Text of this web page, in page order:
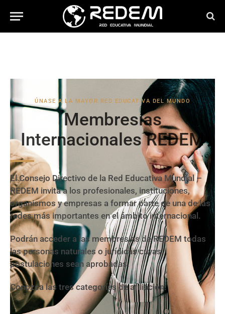
ÚNASE A LA MAYOR RED EDUCATIVA DEL MUNDO
Membresías
Internacionales REDEM
El Consejo Directivo de la Red Educativa Mundial –
REDEM invita a los profesionales, instituciones,
organismos y empresas a formar parte de una de las
redes más importantes en el ámbito internacional.
Podrán acceder a las membresías de REDEM todas
las personas naturales o jurídicas cuyas
postulaciones sean aprobadas.
Conozca las tres categorías de afiliación: